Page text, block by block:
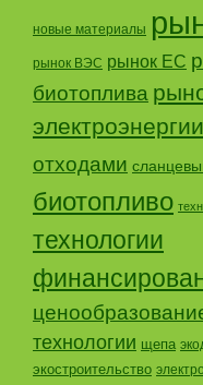
новые материалы
рынок ВЭС рынок ЕС
биотоплива
электроэнергии
отходами
биотопливо
технологии
технологии щепа
экостроительство